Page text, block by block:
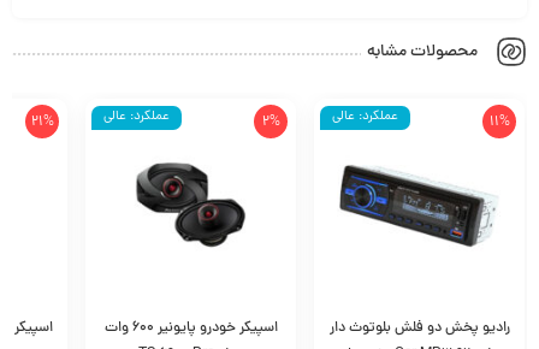
محصولات مشابه
عملکرد: عالی 11%
رادیو پخش دو فلش بلوتوث دار
عملکرد: عالی 2%
اسپیکر خودرو پایونیر 600 وات
21%